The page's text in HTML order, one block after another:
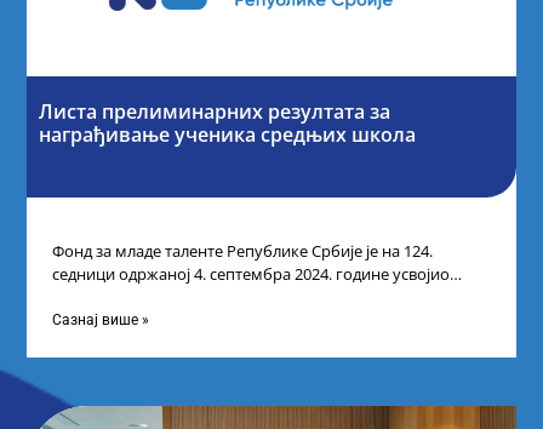
Листа прелиминарних резултата за
награђивање ученика средњих школа
Фонд за младе таленте Републике Србије је на 124.
седници одржаној 4. септембра 2024. године усвојио
Сазнај више »